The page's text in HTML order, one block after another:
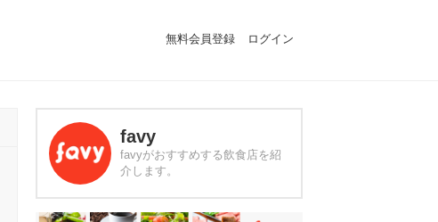
無料会員登録 ログイン
favy
favyがおすすめする飲食店を紹
介します。